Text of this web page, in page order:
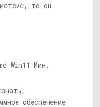
то он
обеспечение